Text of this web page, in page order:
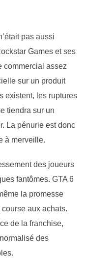
pas aussi
Games et ses
commercial assez
sur un produit
existent, les ruptures
tiendra sur un
La pénurie est donc
à merveille.
des joueurs
fantômes. GTA 6
la promesse
aux achats.
de la franchise,
des